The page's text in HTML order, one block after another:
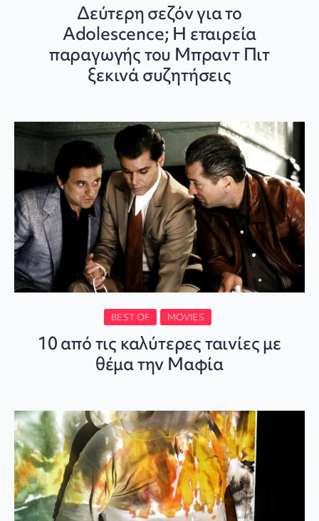
Δεύτερη σεζόν για το
Adolescence; Η εταιρεία
παραγωγής του Μπραντ Πιτ
ξεκινά συζητήσεις
BEST OF MOVIES
10 από τις καλύτερες ταινίες με
θέμα την Μαφία